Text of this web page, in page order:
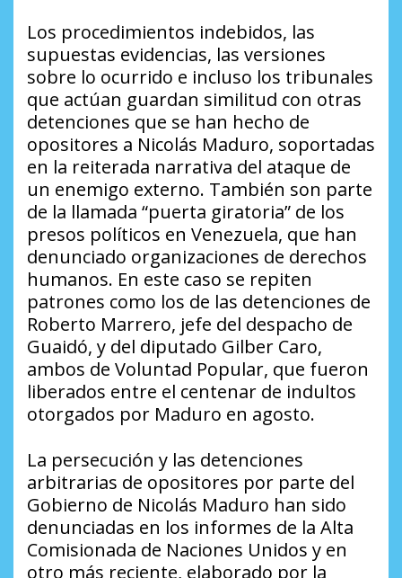
Los procedimientos indebidos, las
supuestas evidencias, las versiones
sobre lo ocurrido e incluso los tribunales
que actúan guardan similitud con otras
detenciones que se han hecho de
opositores a Nicolás Maduro, soportadas
en la reiterada narrativa del ataque de
un enemigo externo. También son parte
de la llamada “puerta giratoria” de los
presos políticos en Venezuela, que han
denunciado organizaciones de derechos
humanos. En este caso se repiten
patrones como los de las detenciones de
Roberto Marrero, jefe del despacho de
Guaidó, y del diputado Gilber Caro,
ambos de Voluntad Popular, que fueron
liberados entre el centenar de indultos
otorgados por Maduro en agosto.
La persecución y las detenciones
arbitrarias de opositores por parte del
Gobierno de Nicolás Maduro han sido
denunciadas en los informes de la Alta
Comisionada de Naciones Unidos y en
otro más reciente, elaborado por la